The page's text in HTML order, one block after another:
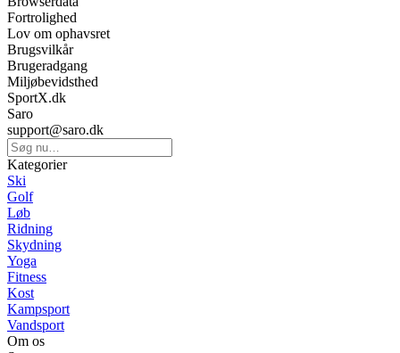
Fortrolighed
Lov om ophavsret
Brugsvilkår
Brugeradgang
Miljøbevidsthed
SportX.dk
Saro
support@saro.dk
Kategorier
Ski
Golf
Løb
Ridning
Skydning
Yoga
Fitness
Kost
Kampsport
Vandsport
Om os